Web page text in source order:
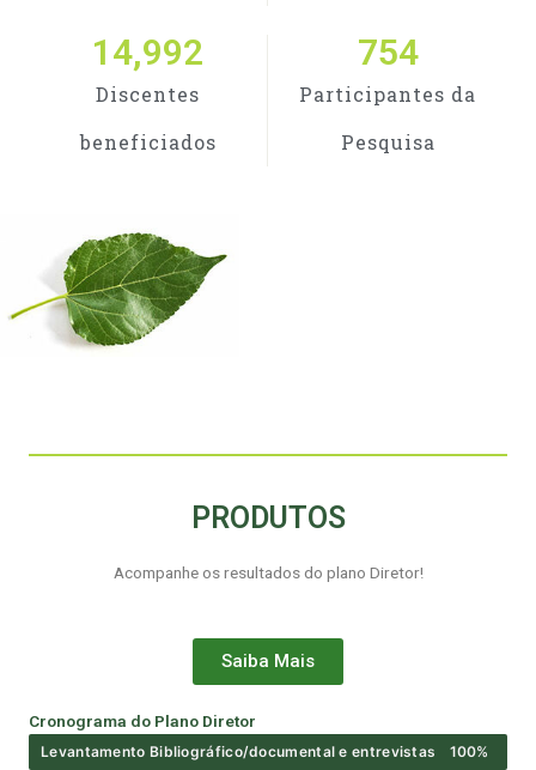
14,992
Discentes
beneficiados
754
Participantes da
Pesquisa
PRODUTOS
Acompanhe os resultados do plano Diretor!
Saiba Mais
Cronograma do Plano Diretor
Levantamento Bibliográfico/documental e entrevistas 100%